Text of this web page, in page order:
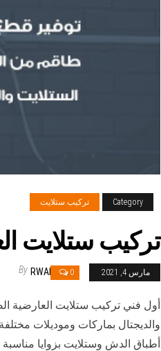
Category تركيب ستلايت
تركيب ستلايت العارضية الصناعية /
مارس 4, 2021 0
By RWAN
أول فني تركيب ستلايت العارضية
والديجتال بماركات وموديلات
أطباق الدش وستلايت بزوايا مناسبة مع توفير